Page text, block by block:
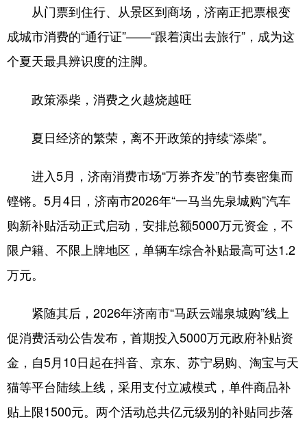
从门票到住行、从景区到商场，济南正把票根变
成城市消费的“通行证”——“跟着演出去旅行”，成为这
个夏天最具辨识度的注脚。
政策添柴，消费之火越烧越旺
夏日经济的繁荣，离不开政策的持续“添柴”。
进入5月，济南消费市场“万券齐发”的节奏密集而
铿锵。5月4日，济南市2026年“一马当先泉城购”汽车
购新补贴活动正式启动，安排总额5000万元资金，不
限户籍、不限上牌地区，单辆车综合补贴最高可达1.2
万元。
紧随其后，2026年济南市“马跃云端泉城购”线上
促消费活动公告发布，首期投入5000万元政府补贴资
金，自5月10日起在抖音、京东、苏宁易购、淘宝与天
猫等平台陆续上线，采用支付立减模式，单件商品补
贴上限1500元。两个活动总共亿元级别的补贴同步落